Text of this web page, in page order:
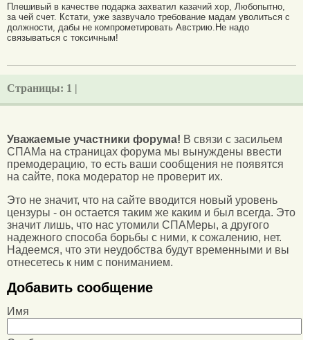
Плешивый в качестве подарка захватил казачий хор, Любопытно,
за чей счет. Кстати, уже зазвучало требование мадам уволиться с
должности, дабы не компрометировать Австрию.Не надо
связываться с токсичным!
Страницы: 1 |
Уважаемые участники форума! В связи с засильем
СПАМа на страницах форума мы вынуждены ввести
премодерацию, то есть ваши сообщения не появятся
на сайте, пока модератор не проверит их.
Это не значит, что на сайте вводится новый уровень
цензуры - он остается таким же каким и был всегда. Это
значит лишь, что нас утомили СПАМеры, а другого
надежного способа борьбы с ними, к сожалению, нет.
Надеемся, что эти неудобства будут временными и вы
отнесетесь к ним с пониманием.
Добавить сообщение
Имя